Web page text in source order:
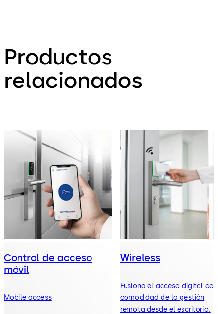
Productos
relacionados
Control de acceso
móvil
Mobile access
Wireless
Fusiona el acceso digital
comodidad de la gestión
remota desde el escritorio.